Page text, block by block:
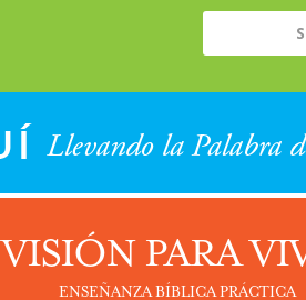
VISIÓN PARA
ENSEÑANZA BÍBLICA PRÁCTICA